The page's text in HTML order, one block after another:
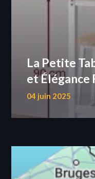
La Petite
et Élégance
04 juin 2025